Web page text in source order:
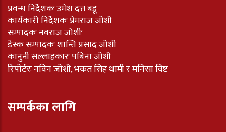
प्रवन्ध निर्देशकः उमेश दत्त बडू
कार्यकारी निर्देशकः प्रेमराज जोशी
सम्पादकः नवराज जोशीः
डेस्क सम्पादकः शान्ति प्रसाद जोशी
कानुनी सल्लाहकारः पबिना जोशी
रिपोर्टरः नविन जोशी, भकत सिह धामी र मनिसा विष्ट
सम्पर्कका लागि